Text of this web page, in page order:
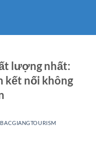
lượng nhất:
kết nối không
BACGIANGTOURISM